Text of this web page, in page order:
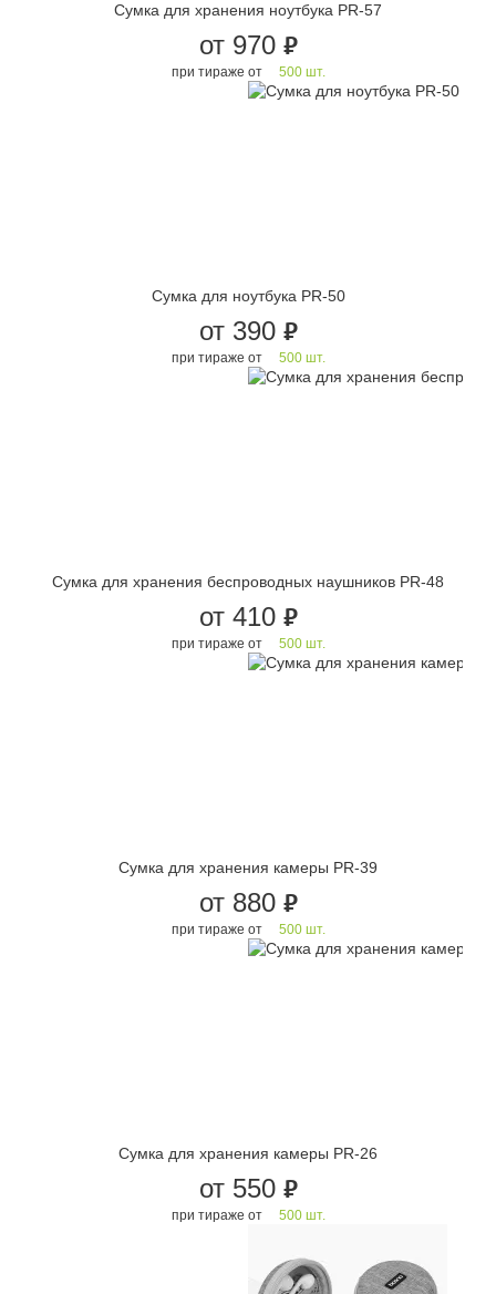
Сумка для хранения ноутбука PR-57
от 970 руб.
при тираже от 500 шт.
Сумка для ноутбука PR-50
от 390 руб.
при тираже от 500 шт.
Сумка для хранения беспроводных наушников PR-48
от 410 руб.
при тираже от 500 шт.
Сумка для хранения камеры PR-39
от 880 руб.
при тираже от 500 шт.
Сумка для хранения камеры PR-26
от 550 руб.
при тираже от 500 шт.